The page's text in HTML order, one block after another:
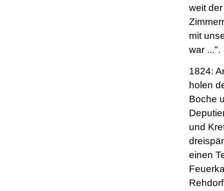
weit der
mit
war ...".
1824:
holen
Boche
und
einen